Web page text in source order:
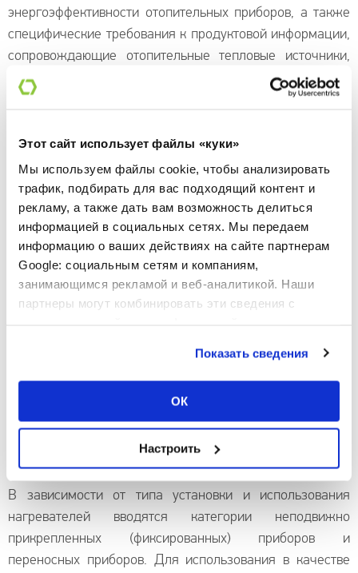
Этот сайт использует файлы «куки»
Мы используем файлы cookie, чтобы анализировать
трафик, подбирать для вас подходящий контент и
рекламу, а также дать вам возможность делиться
информацией в социальных сетях. Мы передаем
информацию о ваших действиях на сайте партнерам
Google: социальным сетям и компаниям,
занимающимся рекламой и веб-аналитикой. Наши
партнеры могут комбинировать эти сведения с
Показать сведения
ОК
Настроить
энергоэффективности отопительных приборов, а также
специфические требования к продуктовой информации,
сопровождающие отопительные тепловые источники,
предлагаемые в продажу на территории Европейского
Союза.
означает соотношение между тепловой нагрузкой,
покрываемой местным источником тепла, и годовым
потреблением энергии, требуемым для покрытия этой
нагрузки, выраженное в процентах. Это показатель,
учитывающий две основные группы факторов:
Регуляторы температурного комфорта внутри
помещений, значения которых являются
взаимоисключающими, при этом сюда входит вид
терморегулятора, а также наличие ежедневного или
значения которых можно суммировать. Это
дополнительные функции, способствующие более
эффективной работе приборов, такие как открытое
окно, адаптивный запуск, присутствие человека,
дистанционное управление.
В зависимости от типа установки и использования
нагревателей вводятся категории неподвижно
прикрепленных (фиксированных) приборов и
переносных приборов. Для использования в качестве